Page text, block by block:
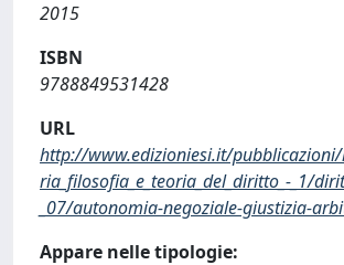
2015
ISBN
9788849531428
URL
http://www.edizioniesi.it/
ria_filosofia_e_teoria_del_diritto_-_1/
_07/autonomia-negoziale-giustizia-
Appare nelle tipologie: